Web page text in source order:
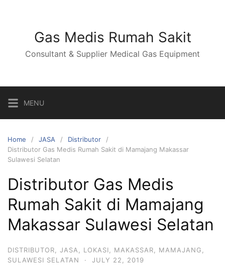
Gas Medis Rumah Sakit
Consultant & Supplier Medical Gas Equipment
MENU
Home JASA
Distributor
Distributor Gas Medis Rumah Sakit di Mamajang Makassar
Sulawesi Selatan
Distributor Gas Medis
Rumah Sakit di Mamajang
Makassar Sulawesi Selatan
DISTRIBUTOR JASA LOKASI MAKASSAR MAMAJANG
SULAWESI SELATAN
· JULY 22, 2019